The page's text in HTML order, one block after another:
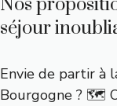
Nos
séjour
Envie de partir à
Bourgogne ? 🗺️